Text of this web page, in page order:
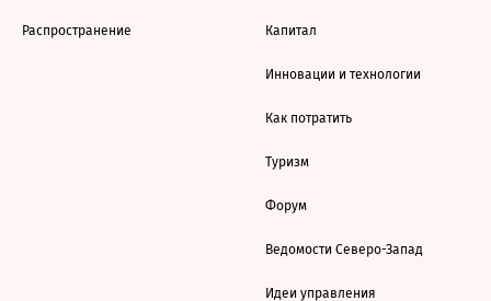
Распространение Капитал
Инновации и технологии
Как потратить
Туризм
Форум
Ведомости Северо-Запад
Идеи управления